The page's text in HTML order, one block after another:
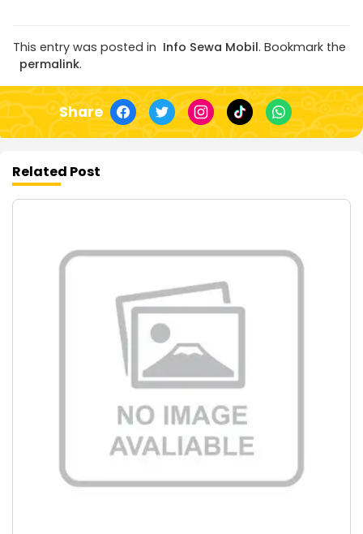
This entry was posted in Info Sewa Mobil. Bookmark the
permalink.
Share
Related Post